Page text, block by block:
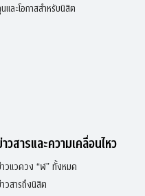
และโอกาสสำหรับนิสิต
วสารและความเคลื่อนไหว
วแวดวง “ฬ” ทั้งหมด
วสารถึงนิสิต